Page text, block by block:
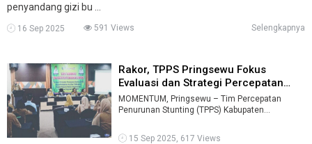
penyandang gizi bu ...
16 Sep 2025 591 Views Selengkapnya
Rakor, TPPS Pringsewu Fokus
Evaluasi dan Strategi Percepatan
Penu ...
MOMENTUM, Pringsewu – Tim Percepatan
Penurunan Stunting (TPPS) Kabupaten
di Ho ...
15 Sep 2025, 617 Views